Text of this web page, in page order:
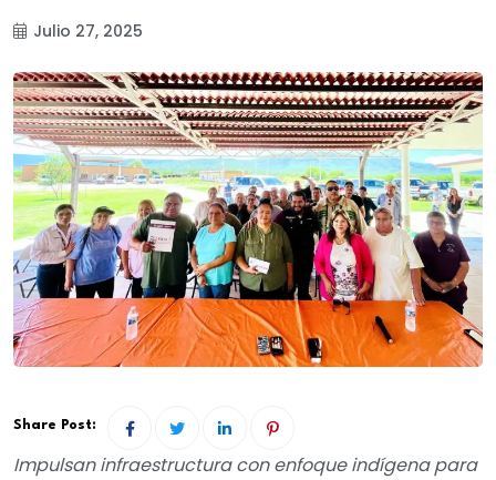
Julio 27, 2025
Share Post:
Impulsan infraestructura con enfoque indígena para